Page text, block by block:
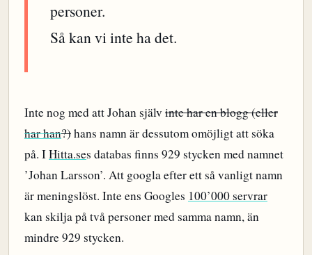
personer.
Så kan vi inte ha det.
Inte nog med att Johan själv inte har en blogg (eller
har han?)hans namn är dessutom omöjligt att söka
på. IHitta.ses databas finns 929 stycken med namnet
’Johan Larsson’. Att googla efter ett så vanligt namn
är meningslöst. Inte ens Googles 100’000 servrar
kan skilja på två personer med samma namn, än
mindre 929 stycken.